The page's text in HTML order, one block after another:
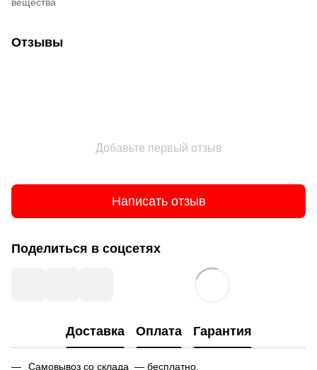
вещества
Отзывы
Добавьте первый отзыв
Написать отзыв
Поделиться в соцсетях
Доставка Оплата Гарантия
Самовывоз со склада — бесплатно.